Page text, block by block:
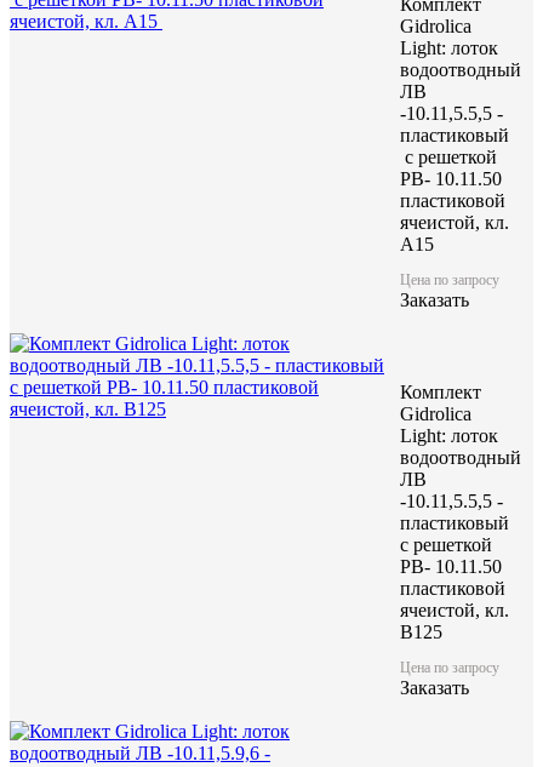
Gidrolica
Light: лоток
водоотводный
ЛВ
-10.11,5.5,5 -
пластиковый
с решеткой
РВ- 10.11.50
пластиковой
ячеистой, кл.
A15
Цена по запросу
Заказать
Комплект
Gidrolica
Light: лоток
водоотводный
ЛВ
-10.11,5.5,5 -
пластиковый
с решеткой
РВ- 10.11.50
пластиковой
ячеистой, кл.
B125
Цена по запросу
Заказать